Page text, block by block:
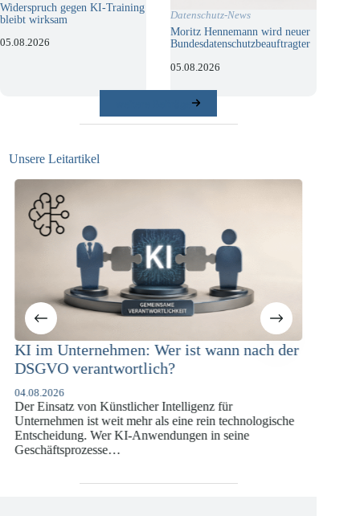
Widerspruch gegen KI-Training
bleibt wirksam
05.08.2026
Datenschutz-News
Moritz Hennemann wird neuer
Bundesdatenschutzbeauftragter
05.08.2026
Unsere Leitartikel
Unternehmen: Wer ist wann nach der
verantwortlich?
von Künstlicher Intelligenz für
ist weit mehr als eine rein technologische
Wer KI-Anwendungen in seine
KI-
Die europäische